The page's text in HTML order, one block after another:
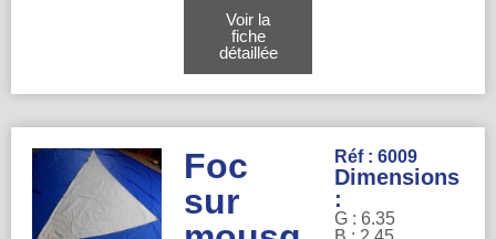
Voir la
fiche
détaillée
Foc
sur
Réf : 6009
Dimensions
:
G : 6.35